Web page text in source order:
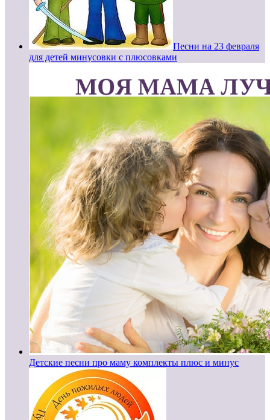
Песни на 23 февраля
для детей минусовки с плюсовками
Детские песни про маму комплекты плюс и минус